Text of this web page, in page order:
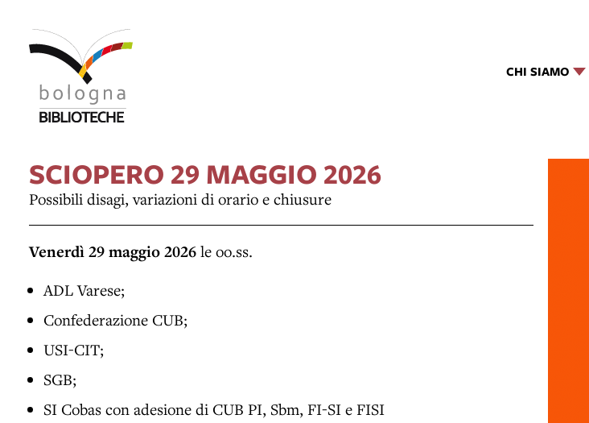
CHI SIAMO
SCIOPERO 29 MAGGIO 2026
Possibili disagi, variazioni di orario e chiusure
Venerdì 29 maggio 2026 le oo.ss.
ADL Varese;
Confederazione CUB;
USI-CIT;
SGB;
SI Cobas con adesione di CUB PI, Sbm, FI-SI e FISI